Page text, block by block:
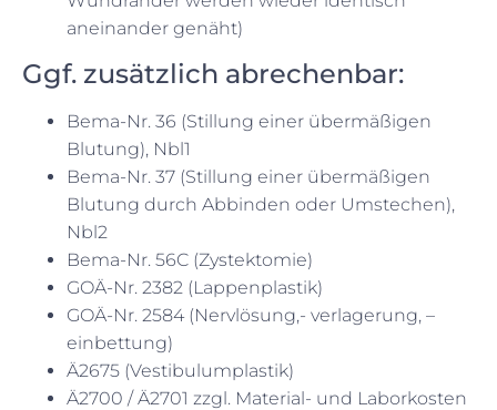
aneinander genäht)
Ggf. zusätzlich abrechenbar:
Bema-Nr. 36 (Stillung einer übermäßigen
Blutung), Nbl1
Bema-Nr. 37 (Stillung einer übermäßigen
Blutung durch Abbinden oder Umstechen),
Nbl2
Bema-Nr. 56C (Zystektomie)
GOÄ-Nr. 2382 (Lappenplastik)
GOÄ-Nr. 2584 (Nervlösung,- verlagerung, –
einbettung)
Ä2675 (Vestibulumplastik)
Ä2700 / Ä2701 zzgl. Material- und Laborkosten